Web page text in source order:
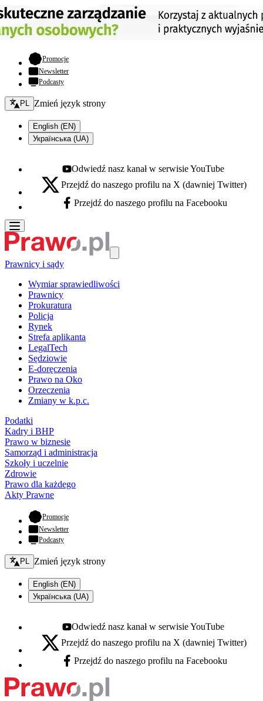
Promocje- otwiera się w nowej karcie
Newsletter
Podcasty
Zmień język - bieżący:
PL Zmień język strony
English (EN)
Українська (UA)
Youtube - otwiera się w nowej karcie
Odwiedź nasz kanał w serwisie YouTube
X - otwiera się w nowej karcie
Przejdź do naszego profilu na X (dawniej Twitter)
Facebook - otwiera się w nowej karcie
Przejdź do naszego profilu na Facebooku
Prawnicy i sądy
Wymiar sprawiedliwości
Prawnicy
Prokuratura
Policja
Rynek
Strefa aplikanta
LegalTech
Sędziowie
E-doręczenia
Prawo na Oko
Orzeczenia
Zmiany w k.p.c.
Podatki
Kadry i BHP
Prawo w biznesie
Samorząd i administracja
Szkoły i uczelnie
Zdrowie
Prawo dla każdego
Akty Prawne
Promocje- otwiera się w nowej karcie
Newsletter
Podcasty
Zmień język - bieżący:
PL Zmień język strony
English (EN)
Українська (UA)
Youtube - otwiera się w nowej karcie
Odwiedź nasz kanał w serwisie YouTube
X - otwiera się w nowej karcie
Przejdź do naszego profilu na X (dawniej Twitter)
Facebook - otwiera się w nowej karcie
Przejdź do naszego profilu na Facebooku